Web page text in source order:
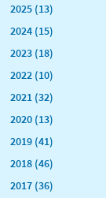
2025 (13)
2024 (15)
2023 (18)
2022 (10)
2021 (32)
2020 (13)
2019 (41)
2018 (46)
2017 (36)